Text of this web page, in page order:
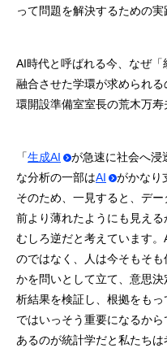
って問題を解決するための実
AI時代と呼ばれる今、なぜ
融合させた学環が求められ
環開設準備室室長の荒木万寿
「生成AI
が急速に社会へ浸
な分析の⼀部はAI
がかなり
そのため、⼀⾒すると、デ
前より薄れたようにも⾒える
むしろ逆だと考えています
のではなく、⼈は今そもそ
かを問いとして⽴て、意思
析結果を検証し、根拠をも
ではいっそう重要になるか
あるのが統計学だと私たちは